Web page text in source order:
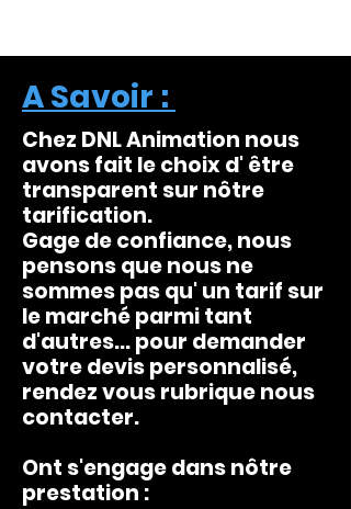
A Savoir :
Chez DNL Animation nous
avons fait le choix d' être
transparent sur nôtre
tarification.
Gage de confiance, nous
pensons que nous ne
sommes pas qu' un tarif sur
le marché parmi tant
d'autres... pour demander
votre devis personnalisé,
rendez vous rubrique nous
contacter.
Ont s'engage dans nôtre
prestation :